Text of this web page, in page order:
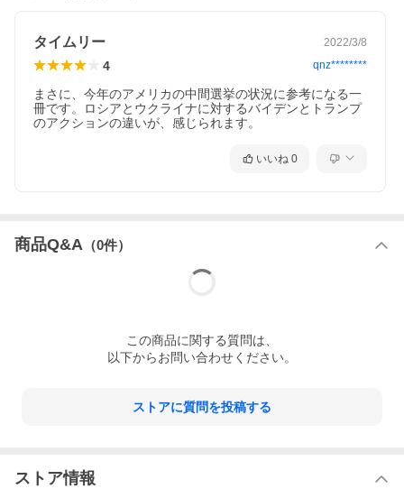
タイムリー 2022/3/8
4 qnz********
まさに、今年のアメリカの中間選挙の状況に参考になる一
冊です。ロシアとウクライナに対するバイデンとトランプ
のアクションの違いが、感じられます。
いいね 0
商品Q&A （0件）
この商品に関する質問は、
以下からお問い合わせください。
ストアに質問を投稿する
ストア情報